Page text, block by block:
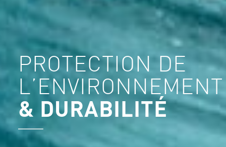
PROTECTION DE
& DURABILITÉ